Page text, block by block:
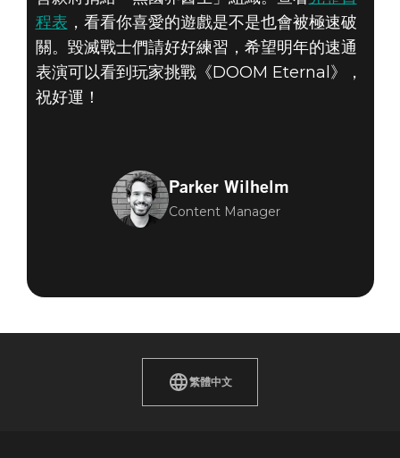
程表 ，看看你喜愛的遊戲是不是也會被極速破
關。毀滅戰士們請好好練習，希望明年的速通
表演可以看到玩家挑戰《DOOM Eternal》，
祝好運！
Parker Wilhelm
Content Manager
繁體中文